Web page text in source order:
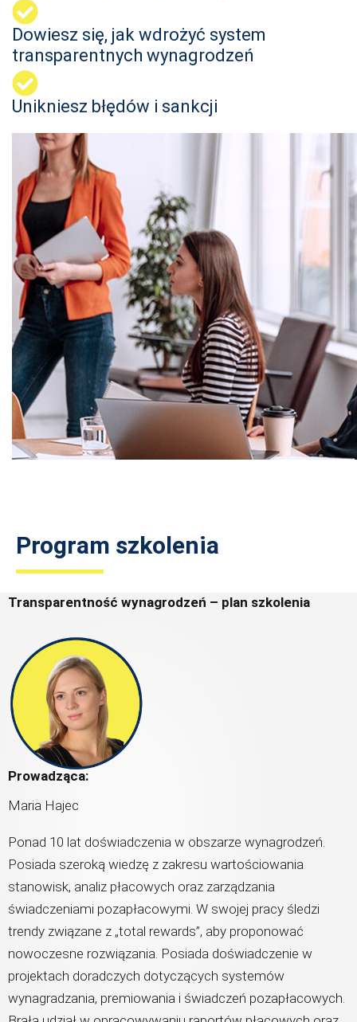
Dowiesz się, jak wdrożyć system
transparentnych wynagrodzeń
Unikniesz błędów i sankcji
Program szkolenia
Transparentność wynagrodzeń – plan szkolenia
Prowadząca:
Maria Hajec
Ponad 10 lat doświadczenia w obszarze wynagrodzeń.
Posiada szeroką wiedzę z zakresu wartościowania
stanowisk, analiz płacowych oraz zarządzania
świadczeniami pozapłacowymi. W swojej pracy śledzi
trendy związane z „total rewards”, aby proponować
nowoczesne rozwiązania. Posiada doświadczenie w
projektach doradczych dotyczących systemów
wynagradzania, premiowania i świadczeń pozapłacowych.